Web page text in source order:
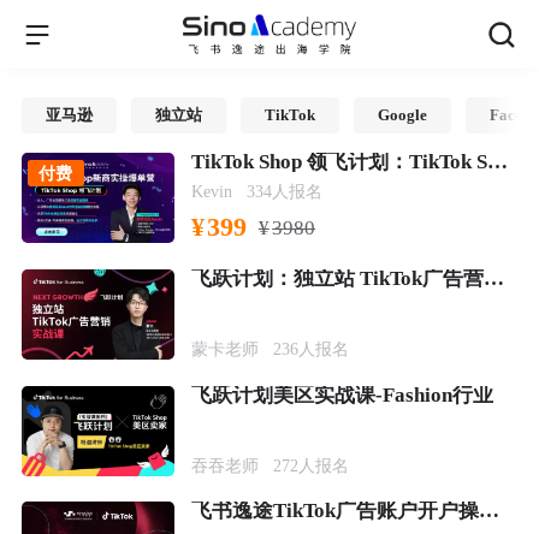
亚马逊 独立站 TikTok Google
付费 TikTok Shop 领飞计划：TikTok Shop新商实操爆单营
Kevin 334人报名
¥399 ¥3980
飞跃计划：独立站 TikTok广告营销实战课
蒙卡老师 236人报名
飞跃计划美区实战课-Fashion行业
吞吞老师 272 人报名
飞书逸途TikTok广告账户开户操作流程